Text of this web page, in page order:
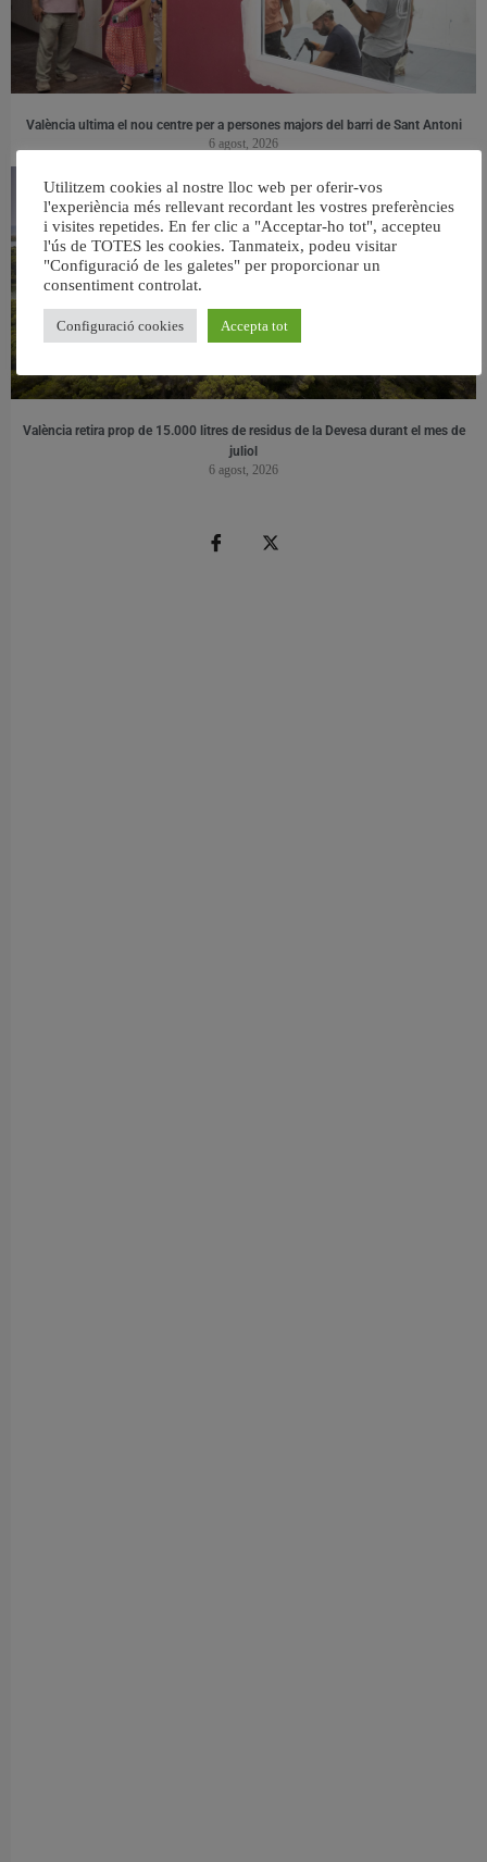
València ultima el nou centre per a persones majors del barri de Sant Antoni
6 agost, 2026
València retira prop de 15.000 litres de residus de la Devesa durant el mes de
juliol
6 agost, 2026
Utilitzem cookies al nostre lloc web per oferir-vos
l'experiència més rellevant recordant les vostres preferències
i visites repetides. En fer clic a "Acceptar-ho tot", accepteu
l'ús de TOTES les cookies. Tanmateix, podeu visitar
"Configuració de les galetes" per proporcionar un
consentiment controlat.
Configuració cookies Accepta tot